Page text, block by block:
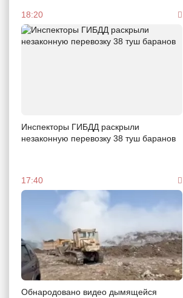
18:20
Инспекторы ГИБДД раскрыли
незаконную перевозку 38 туш баранов
17:40
Обнародовано видео дымящейся